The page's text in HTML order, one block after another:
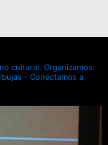
cultural. Organizamos:
- Conectamos a